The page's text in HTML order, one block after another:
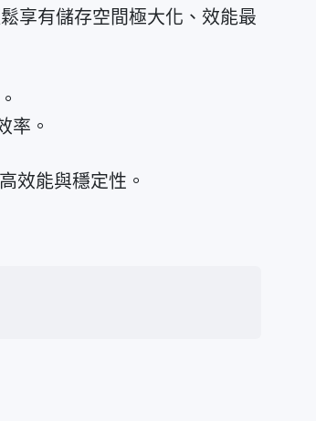
享有儲存空間極大化、效能最
率。
效能與穩定性。